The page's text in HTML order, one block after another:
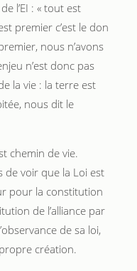
l’EI : « tout est
premier c’est le don
nous n’avons
n’est donc pas
la vie : la terre est
nous dit le
chemin de vie.
de voir que la Loi est
pour la constitution
de l’alliance par
de sa loi,
création.